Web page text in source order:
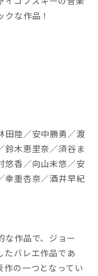
な作品！
田陸／安中勝勇／渡
鈴木恵里奈／須谷ま
悠香／向山未悠／安
幸重杏奈／酒井早紀
な作品で、ジョー
たバレエ作品であ
作の一つとなってい